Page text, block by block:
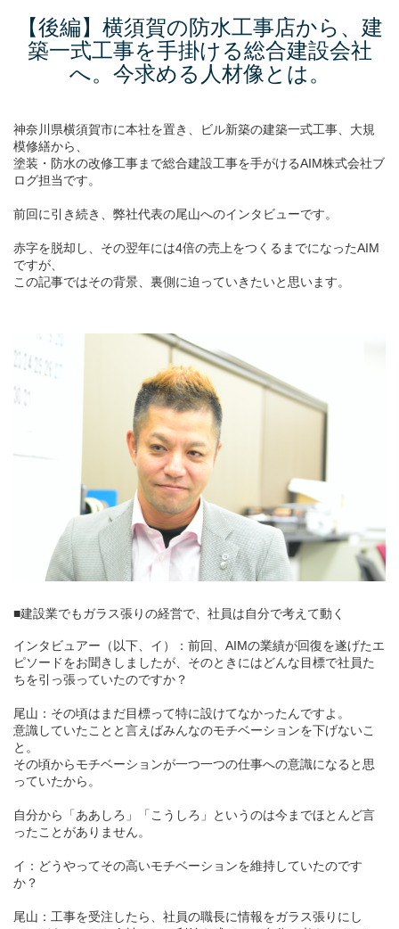
【後編】横須賀の防水工事店から、建
築一式工事を手掛ける総合建設会社
へ。今求める人材像とは。
神奈川県横須賀市に本社を置き、ビル新築の建築一式工事、大規
模修繕から、
塗装・防水の改修工事まで総合建設工事を手がけるAIM株式会社ブ
ログ担当です。
前回に引き続き、弊社代表の尾山へのインタビューです。
赤字を脱却し、その翌年には4倍の売上をつくるまでになったAIM
ですが、
この記事ではその背景、裏側に迫っていきたいと思います。
■建設業でもガラス張りの経営で、社員は自分で考えて動く
インタビュアー（以下、イ）：前回、AIMの業績が回復を遂げたエ
ピソードをお聞きしましたが、そのときにはどんな目標で社員た
ちを引っ張っていたのですか？
尾山：その頃はまだ目標って特に設けてなかったんですよ。
意識していたことと言えばみんなのモチベーションを下げないこ
と。
その頃からモチベーションが一つ一つの仕事への意識になると思
っていたから。
自分から「ああしろ」「こうしろ」というのは今までほとんど言
ったことがありません。
イ：どうやってその高いモチベーションを維持していたのです
か？
尾山：工事を受注したら、社員の職長に情報をガラス張りにし